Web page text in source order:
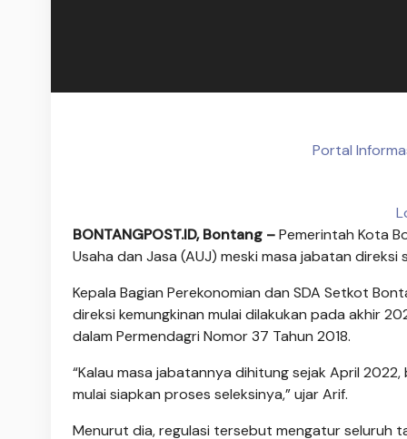
Portal
BONTANGPOST.ID, Bontang –Pemerintah Kota
Usaha dan Jasa (AUJ) meski masa jabatan
Kepala Bagian Perekonomian dan SDA Setkot
direksi kemungkinan mulai dilakukan pada akhir
dalam Permendagri Nomor 37 Tahun 2018.
“Kalau masa jabatannya dihitung sejak April
mulai siapkan proses seleksinya,” ujar Arif.
Menurut dia, regulasi tersebut mengatur seluruh